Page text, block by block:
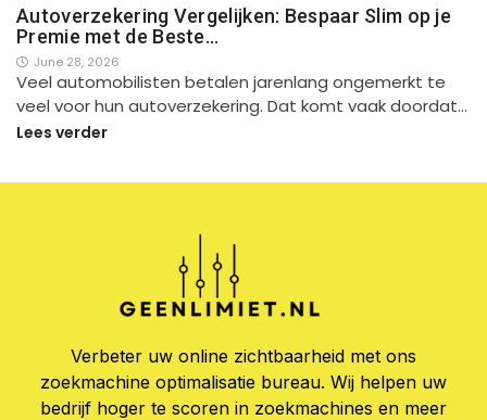
Autoverzekering Vergelijken: Bespaar Slim op je
Premie met de Beste…
June 28, 2026
Veel automobilisten betalen jarenlang ongemerkt te
veel voor hun autoverzekering. Dat komt vaak doordat…
Lees verder
Verbeter uw online zichtbaarheid met ons
zoekmachine optimalisatie bureau. Wij helpen uw
bedrijf hoger te scoren in zoekmachines en meer